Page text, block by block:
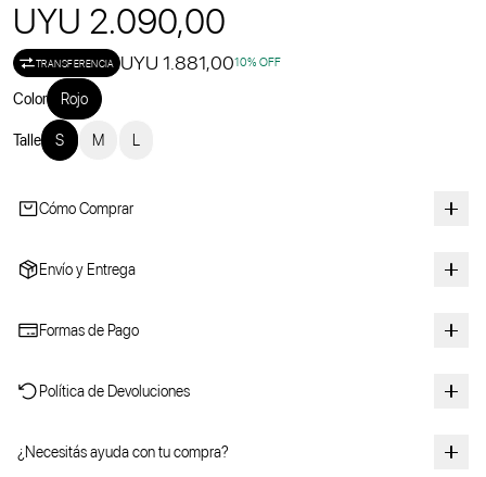
UYU 2.090,00
TRANSFERENCIA UYU 1.881,0010% OFF
Color Rojo
Talle S M L
Cómo Comprar
Envío y Entrega
Formas de Pago
Política de Devoluciones
¿Necesitás ayuda con tu compra?